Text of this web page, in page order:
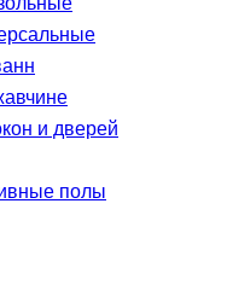
и дверей
полы